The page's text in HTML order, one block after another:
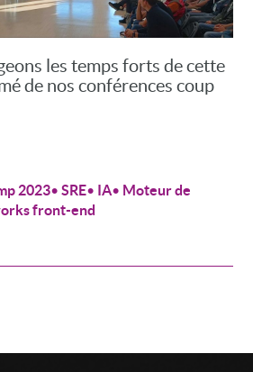
les temps forts de cette
de nos conférences coup
2023•SRE• IA• Moteur de
front-end